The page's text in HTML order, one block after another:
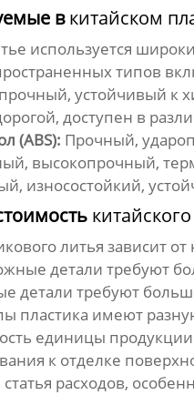
вкитайском
используется
типов
устойчивый к
доступен в
(ABS): Прочный,
высокопрочный,
износостойкий,
литья зависит
детали требуют
детали требуют
пластика имеют
единицы
к отделке
расходов,